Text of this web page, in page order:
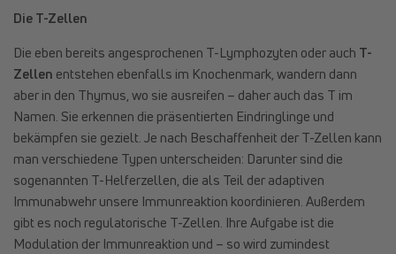
Die T-Zellen
Die eben bereits angesprochenen T-Lymphozyten oder auch T-
Zellen entstehen ebenfalls im Knochenmark, wandern dann
aber in den Thymus, wo sie ausreifen – daher auch das T im
Namen. Sie erkennen die präsentierten Eindringlinge und
bekämpfen sie gezielt. Je nach Beschaffenheit der T-Zellen kann
man verschiedene Typen unterscheiden: Darunter sind die
sogenannten T-Helferzellen, die als Teil der adaptiven
Immunabwehr unsere Immunreaktion koordinieren. Außerdem
gibt es noch regulatorische T-Zellen. Ihre Aufgabe ist die
Modulation der Immunreaktion und – so wird zumindest